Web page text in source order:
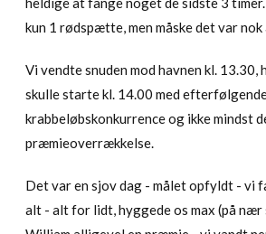
kun 1 rødspætte, men måske det var
Vi vendte snuden mod havnen kl. 13.30,
skulle starte kl. 14.00 med
krabbeløbskonkurrence og ikke mindst
præmieoverrækkelse.
Det var en sjov dag - målet opfyldt - vi
alt - alt for lidt, hyggede os max (på nær